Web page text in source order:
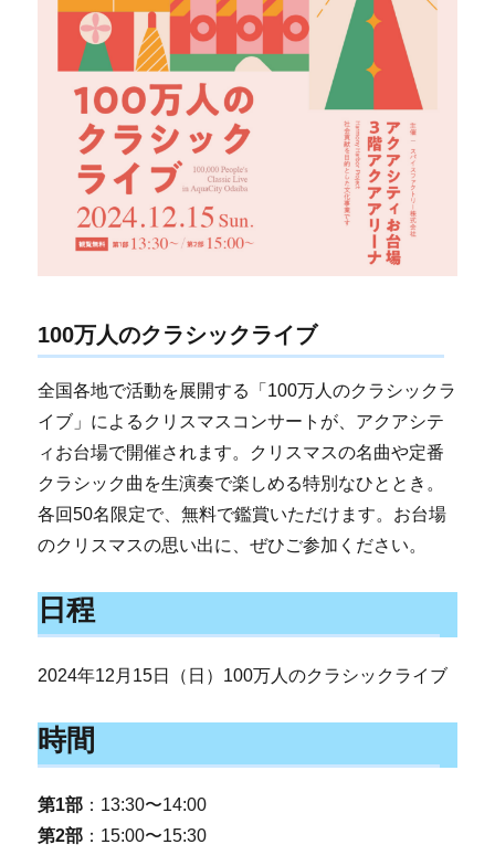
100万人のクラシックライブ
全国各地で活動を展開する「100万人のクラシックラ
イブ」によるクリスマスコンサートが、アクアシテ
ィお台場で開催されます。クリスマスの名曲や定番
クラシック曲を生演奏で楽しめる特別なひととき。
各回50名限定で、無料で鑑賞いただけます。お台場
のクリスマスの思い出に、ぜひご参加ください。
日程
2024年12月15日（日）100万人のクラシックライブ
時間
第1部 ：13:30〜14:00
第2部 ：15:00〜15:30